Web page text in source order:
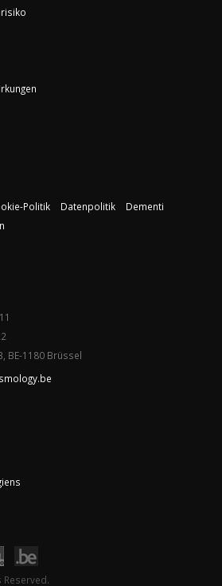
Politik Datenpolitik
Dementi
BE-1180 Brüssel
Reserved.